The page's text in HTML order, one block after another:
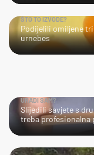
ŠTO TO IZVODE?
Podijelili omiljene
urnebes
URADI SAM?
Slijedili savjete s
treba profesionalna